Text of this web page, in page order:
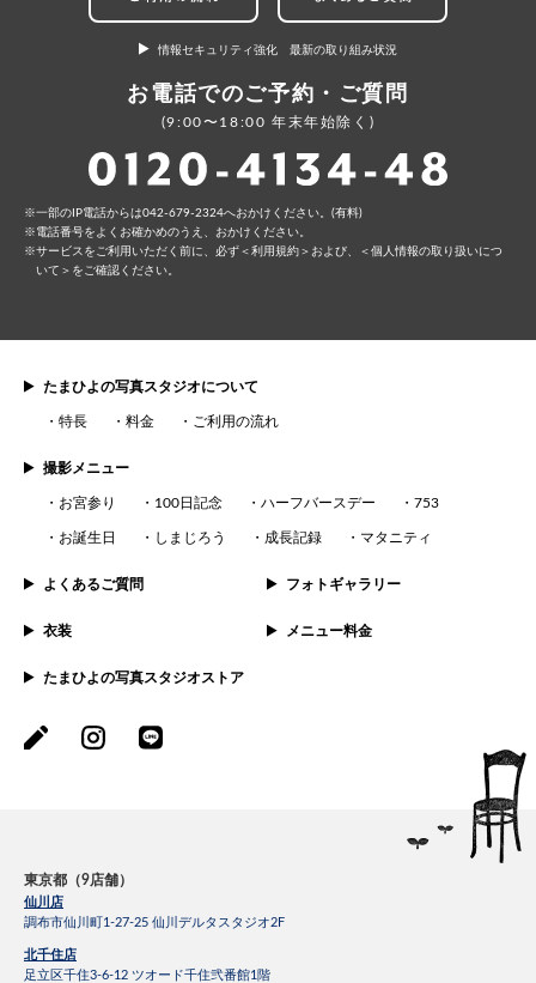
情報セキュリティ強化 最新の取り組み状況
お電話でのご予約・ご質問
(9:00〜18:00 年末年始除く)
⼀部のIP電話からは042-679-2324へおかけください。(有料)
電話番号をよくお確かめのうえ、おかけください。
サービスをご利⽤いただく前に、必ず ＜利⽤規約＞ および、
＜個⼈情報の取り扱いにつ
いて＞ をご確認ください。
たまひよの写真スタジオについて
特長 料金 ご利用の流れ
撮影メニュー
お宮参り 100日記念 ハーフバースデー 753
お誕生日 しまじろう 成長記録 マタニティ
よくあるご質問 フォトギャラリー
衣装 メニュー料金
たまひよの写真スタジオストア
東京都（9店舗）
仙川店
調布市仙川町1-27-25 仙川デルタスタジオ2F
北千住店
足立区千住3-6-12 ツオード千住弐番館1階